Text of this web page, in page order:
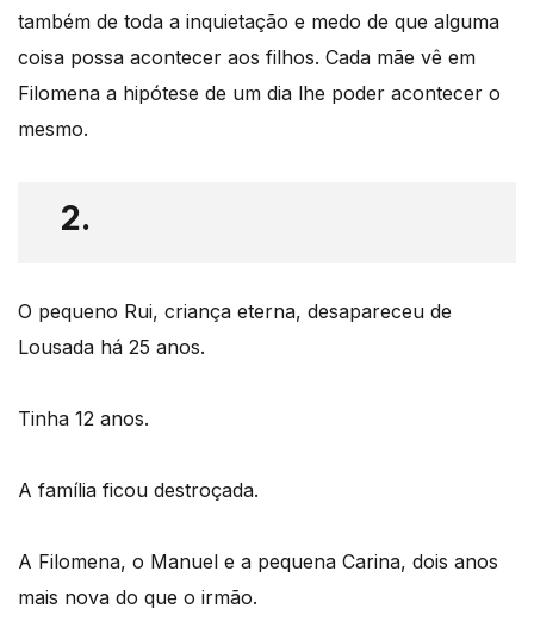
também de toda a inquietação e medo de que alguma
coisa possa acontecer aos filhos. Cada mãe vê em
Filomena a hipótese de um dia lhe poder acontecer o
mesmo.
2.
O pequeno Rui, criança eterna, desapareceu de
Lousada há 25 anos.
Tinha 12 anos.
A família ficou destroçada.
A Filomena, o Manuel e a pequena Carina, dois anos
mais nova do que o irmão.